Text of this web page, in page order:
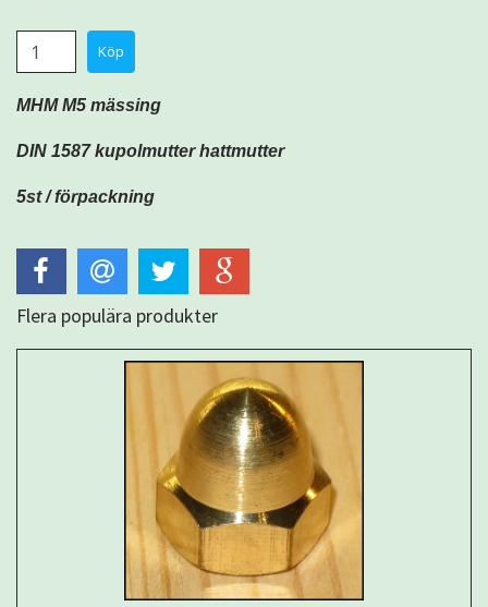
MHM M5 mässing
DIN 1587 kupolmutter hattmutter
5st / förpackning
Flera populära produkter